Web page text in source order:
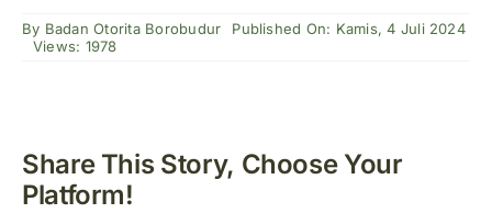
By Badan Otorita Borobudur
Published On: Kamis, 4 Juli 2024
Views: 1978
Share This Story, Choose Your
Platform!